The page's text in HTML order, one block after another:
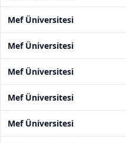
Mef Üniversitesi
Mef Üniversitesi
Mef Üniversitesi
Mef Üniversitesi
Mef Üniversitesi